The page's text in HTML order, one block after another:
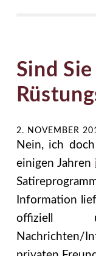
Sind Sie
2. NOVEMBER
Nein, ich
einigen Jahren
Information
offiziell